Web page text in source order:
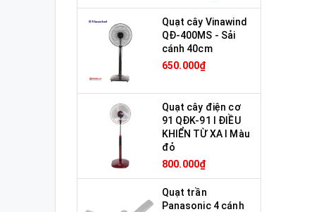
Quạt cây Vinawind
QĐ-400MS - Sải
cánh 40cm
650.000₫
Quạt cây điện cơ
91 QĐK-91 I ĐIỀU
KHIỂN TỪ XA I Màu
đỏ
800.000₫
Quạt trần
Panasonic 4 cánh